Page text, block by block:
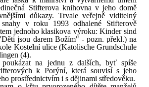
Stifterova knihovna v jeho domě
důkazy. Trvale veřejně viditelný
v roku 1993 odhalené Stifterově
jednoho klasikova výroku: Kinder sind
jsou darem Božím" - pozn. překl.) na
Kostelní ulice (Katolische Grundschule
(4).
na jednu z dalších, byť spíše
k Porýní, která souvisí s jeho
prostřednictvím i s dějinami středověku.